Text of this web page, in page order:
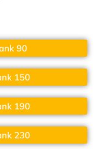
90
150
190
230